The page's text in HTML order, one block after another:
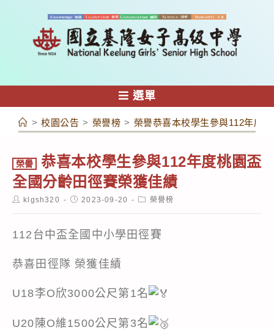
容
選單
> 校園公告 > 榮譽榜 > 榮譽恭喜本校學生參與112年度
榮譽
恭喜本校學生參與112年度桃園盃
全國分齡田徑賽榮獲佳績
Postklgsh320
Post2023-09-20
Post榮譽榜
112台中盃全國中小學田徑賽
恭喜田徑隊 榮獲佳績
U18李O欣3000公尺第1名
U20陳O維1500公尺第3名